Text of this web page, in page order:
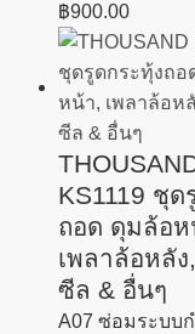
฿900.00
KS1119 ชุด
ถอด ดุมล้อห
เพลาล้อหลั
ซีล & อื่นๆ
A07 ซ่อมระบบ